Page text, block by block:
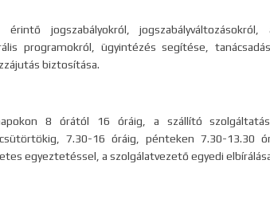
jogszabályokról,
programokról, ügyintézés segítése,
biztosítása.
8 órától 16 óráig, a szállító
7.30-16 óráig, pénteken 7.30-13.30
egyeztetéssel, a szolgálatvezető egyedi